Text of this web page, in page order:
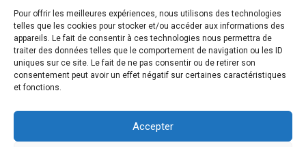
Pour offrir les meilleures expériences, nous utilisons des technologies
telles que les cookies pour stocker et/ou accéder aux informations des
appareils. Le fait de consentir à ces technologies nous permettra de
traiter des données telles que le comportement de navigation ou les ID
uniques sur ce site. Le fait de ne pas consentir ou de retirer son
consentement peut avoir un effet négatif sur certaines caractéristiques
et fonctions.
Accepter